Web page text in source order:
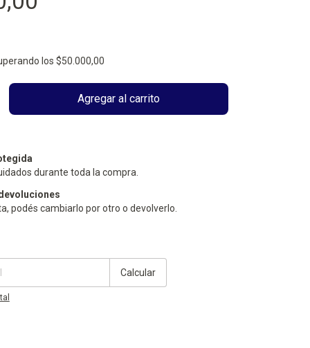
los$50.000,00
durante toda la compra.
podés cambiarlo por otro o devolverlo.
Calcular